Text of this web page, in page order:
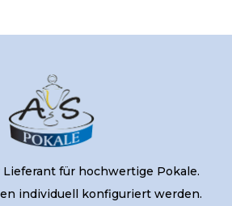
Lieferant für hochwertige Pokale.
individuell konfiguriert werden.